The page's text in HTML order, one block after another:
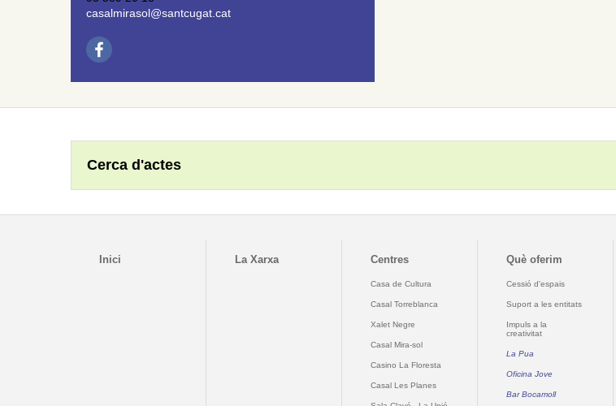
casalmirasol@santcugat.cat
Cerca d'actes
Inici La Xarxa Centres
Casa de Cultura
Casal Torreblanca
Xalet Negre
Casal Mira-sol
Casino La Floresta
Casal Les Planes
Què oferim
Cessió d'espais
Suport a les entitats
Impuls a la
creativitat
La Pua
Oficina Jove
Bar Bocamoll